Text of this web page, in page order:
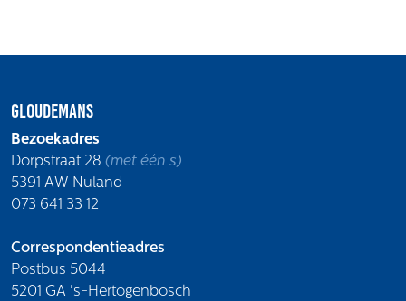
Gloudemans
Bezoekadres
Dorpstraat 28 (met één s)
5391 AW Nuland
073 641 33 12
Correspondentieadres
Postbus 5044
5201 GA 's-Hertogenbosch